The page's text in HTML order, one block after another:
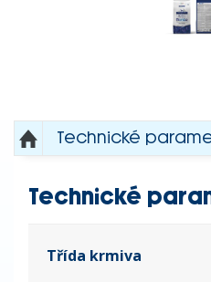
Technické
Technické
Třída krmiva